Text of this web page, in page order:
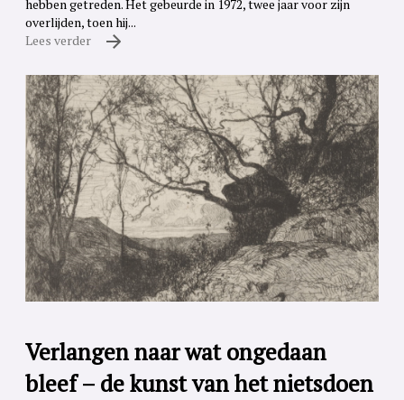
hebben getreden. Het gebeurde in 1972, twee jaar voor zijn
overlijden, toen hij...
Lees verder
Verlangen naar wat ongedaan
bleef – de kunst van het nietsdoen